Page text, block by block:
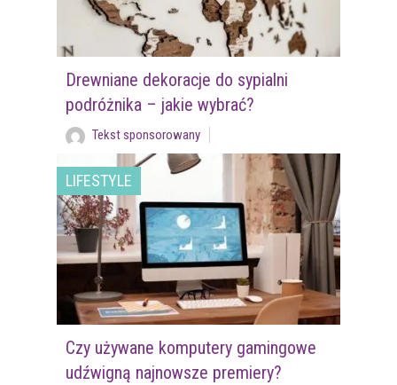
Drewniane dekoracje do sypialni
podróżnika – jakie wybrać?
Tekst sponsorowany
LIFESTYLE
Czy używane komputery gamingowe
udźwigną najnowsze premiery?